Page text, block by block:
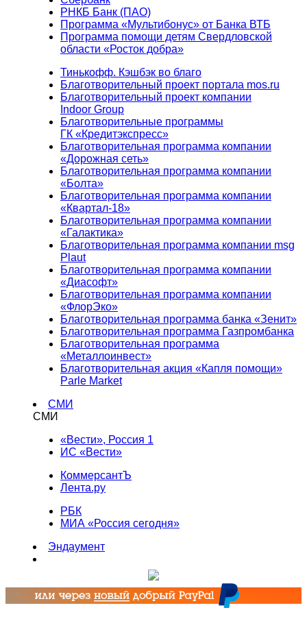
РНКБ Банк (ПАО)
Программа «Мультибонус» от Банка ВТБ
Программа помощи детям Свердловской
области «Росток добра»
Тинькофф. Кэшбэк во благо
Благотворительный проект портала mos.ru
Благотворительный проект компании
Indoor Group
Благотворительные программы
ГК «Кредитэкспресс»
Благотворительная программа компании
«Дорожная сеть»
Благотворительная программа компании
«Болта»
Благотворительная программа компании
«Квартал-18»
Благотворительная программа компании
«Галактика»
Благотворительная программа компании msg
Plaut
Благотворительная программа компании
«Диасофт»
Благотворительная программа компании
«ФлорЭко»
Благотворительная программа банка «Зенит»
Благотворительная программа Газпромбанка
Благотворительная программа
«Металлоинвест»
Благотворительная акция «Капля помощи»
Parle Market
СМИ
СМИ
«Вести», Россия 1
ИС «Вести»
КоммерсантЪ
Лента.ру
РБК
МИА «Россия сегодня»
Эндаумент